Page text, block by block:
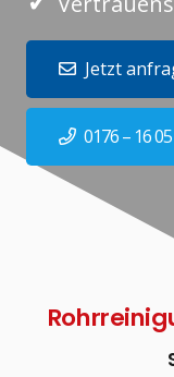
Jetzt
0176 – 16